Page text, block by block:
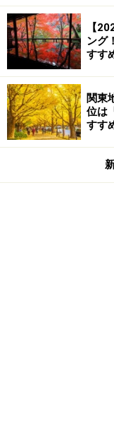
【
ング
すす
関東
位は
すす